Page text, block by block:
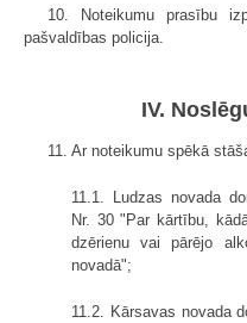
10. Noteikumu prasību
pašvaldības policija.
IV.
11. Ar noteikumu spēkā
11.1. Ludzas novada
Nr. 30 "Par kārtību,
dzērienu vai pārējo
novadā";
11.2. Kārsavas novada